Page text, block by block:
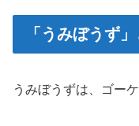
「うみぼうず
うみぼうずは、ゴー